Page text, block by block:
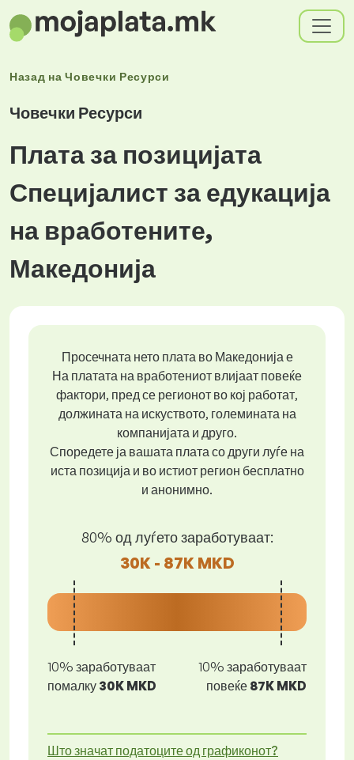
Назад наЧовечки Ресурси
Човечки Ресурси
Плата за позицијата
Специјалист за едукација
на вработените,
Македонија
Просечната нето плата во Македонија е
На платата на вработениот влијаат повеќе
фактори, пред се регионот во кој работат,
должината на искуството, големината на
компанијата и друго.
Споредете ја вашата плата со други луѓе на
иста позиција и во истиот регион бесплатно
и анонимно.
80% од луѓето заработуваат:
30K - 87K MKD
10% заработуваат
помалку 30K MKD
10% заработуваат
повеќе 87K MKD
Што значат податоците од графиконот?